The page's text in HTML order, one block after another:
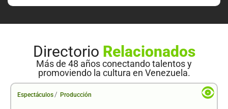
Directorio Relacionados
Más de 48 años conectando talentos y
promoviendo la cultura en Venezuela.
Espectáculos / Producción